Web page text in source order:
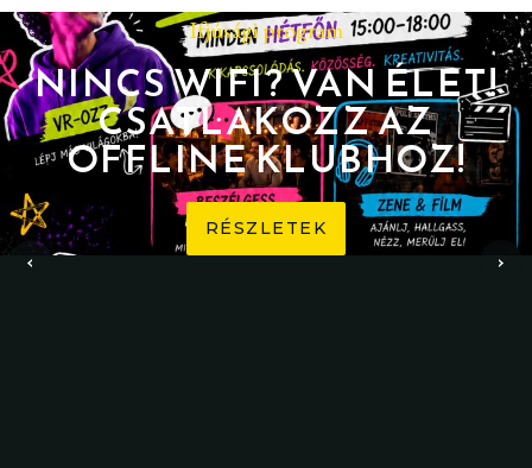
Ifjúsági program
NINCS WIFI? VAN ÉLET!
CSATLAKOZZ AZ
OFFLINE KLUBHOZ!
RÉSZLETEK
‹ ›